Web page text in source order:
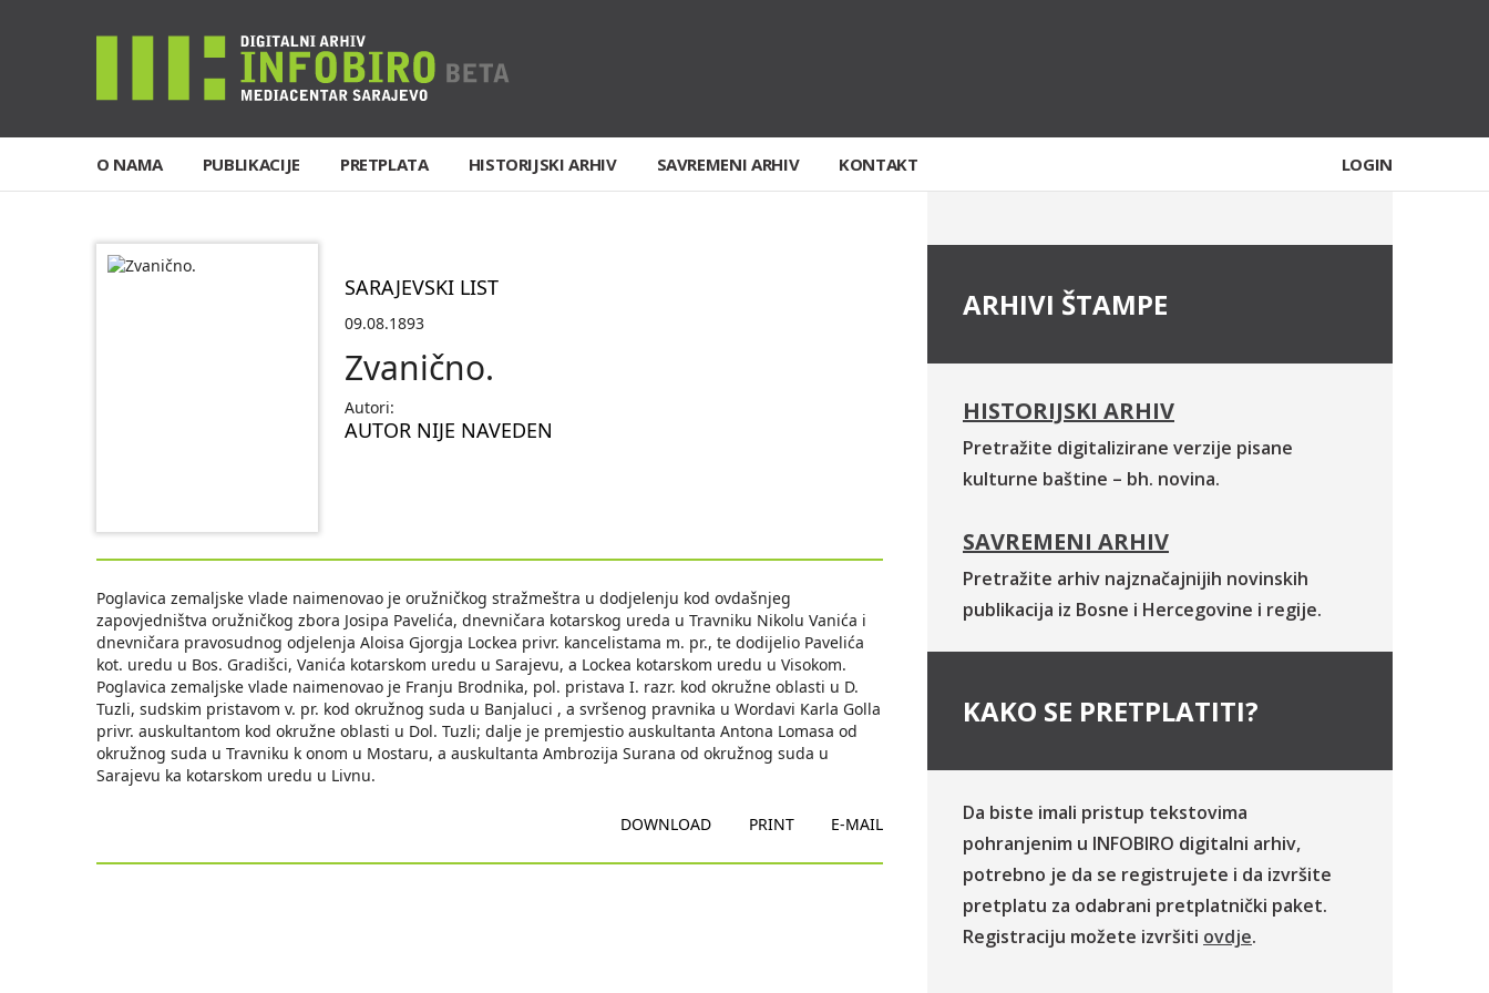
O NAMA PUBLIKACIJE PRETPLATA HISTORIJSKI ARHIV SAVREMENI ARHIV KONTAKT LOGIN
SARAJEVSKI LIST
09.08.1893
Zvanično.
Autori:
AUTOR NIJE NAVEDEN
Poglavica zemaljske vlade naimenovao je oružničkog stražmeštra u dodjelenju kod ovdašnjeg
zapovjedništva oružničkog zbora Josipa Pavelića, dnevničara kotarskog ureda u Travniku Nikolu Vanića i
dnevničara pravosudnog odjelenja Aloisa Gjorgja Lockea privr. kancelistama m. pr., te dodijelio Pavelića
kot. uredu u Bos. Gradišci, Vanića kotarskom uredu u Sarajevu, a Lockea kotarskom uredu u Visokom.
Poglavica zemaljske vlade naimenovao je Franju Brodnika, pol. pristava I. razr. kod okružne oblasti u D.
Tuzli, sudskim pristavom v. pr. kod okružnog suda u Banjaluci , a svršenog pravnika u Wordavi Karla Golla
privr. auskultantom kod okružne oblasti u Dol. Tuzli; dalje je premjestio auskultanta Antona Lomasa od
okružnog suda u Travniku k onom u Mostaru, a auskultanta Ambrozija Surana od okružnog suda u
Sarajevu ka kotarskom uredu u Livnu.
DOWNLOAD PRINT E-MAIL
ARHIVI ŠTAMPE
HISTORIJSKI ARHIV
Pretražite digitalizirane verzije pisane
kulturne baštine – bh. novina.
SAVREMENI ARHIV
Pretražite arhiv najznačajnijih novinskih
publikacija iz Bosne i Hercegovine i regije.
KAKO SE PRETPLATITI?
Da biste imali pristup tekstovima
pohranjenim u INFOBIRO digitalni arhiv,
potrebno je da se registrujete i da izvršite
pretplatu za odabrani pretplatnički paket.
Registraciju možete izvršiti ovdje.